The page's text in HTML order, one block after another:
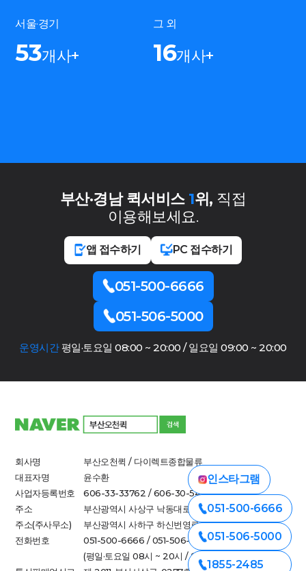
서울·경기
53개사+
그 외
16개사+
부산·경남 퀵서비스 1위, 직접
이용해보세요.
앱 접수하기 PC 접수하기
051-500-6666
051-506-5000
운영시간평일·토요일 08:00 ~ 20:00 / 일요일 09:00 ~ 20:00
회사명
부산오천퀵 / 다이렉트종합물류
대표자명
윤수환
사업자등록번호
606-33-33762 / 606-30-54790
주소
부산광역시 사상구 낙동대로 712-1
주소(주사무소)
부산광역시 사하구 하신번영로 308-1(하단동)
전화번호
051-500-6666 / 051-506-5000
(평일·토요일 08시 ~ 20시 / 일요일 09시 ~ 20시)
인스타그램
051-500-6666
051-506-5000
1855-2485